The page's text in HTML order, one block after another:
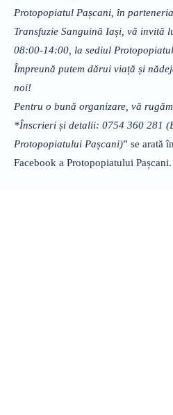
Protopopiatul Pașcani, în
Transfuzie Sanguină Iași, vă invită
08:00-14:00, la sediul
Împreună putem dărui viață și
noi!
Pentru o bună organizare, vă
*Înscrieri și detalii: 0754 360 281
Protopopiatului Pașcani)” se arată
Facebook a Protopopiatului Pașcani.